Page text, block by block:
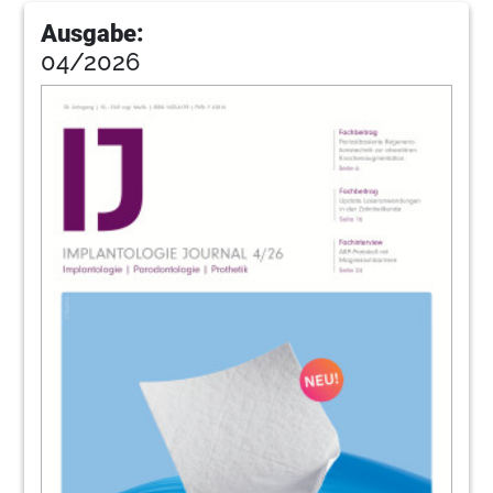
27Neoss GmbH
LASAK Ltd.
DGZI startet neue Kooperation mit
Fortbildungspartner
Dr. Rolf Vollmer
36DGZI „Implant Dentistry Award“ 2023 und
Internationaler Jahreskongress der DGZI
DGZI: Blended Learning und Online
Ausgabe:
04/2026